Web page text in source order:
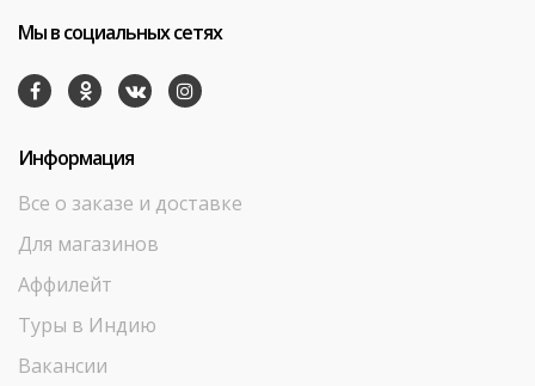
Мы в социальных сетях
Информация
Все о заказе и доставке
Для магазинов
Аффилейт
Туры в Индию
Вакансии